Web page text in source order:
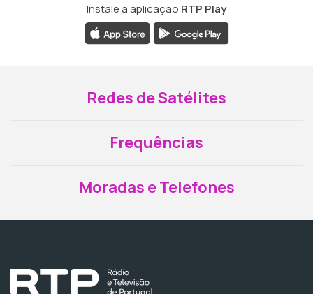
Instale a aplicação RTP Play
Redes de Satélites
Frequências
Moradas e Telefones